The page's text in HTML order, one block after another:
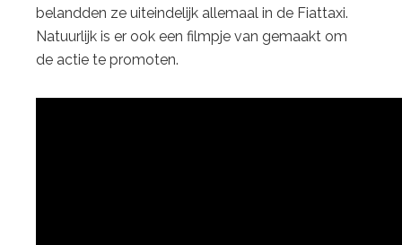
belandden ze uiteindelijk allemaal in de Fiattaxi.
Natuurlijk is er ook een filmpje van gemaakt om
de actie te promoten.